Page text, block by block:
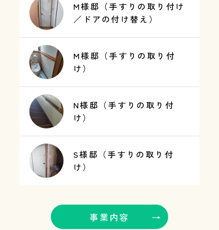
M様邸（手すりの取り付け
／ドアの付け替え）
M様邸（手すりの取り付
け）
N様邸（手すりの取り付
け）
S様邸（手すりの取り付
け）
事業内容